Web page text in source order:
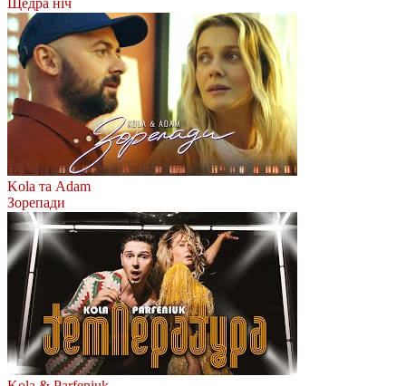
Kola та Adam
Зорепади